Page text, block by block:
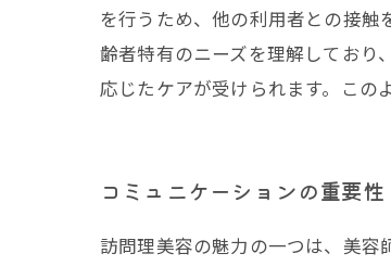
を行うため、他の利用者との接
齢者特有のニーズを理解しており
応じたケアが受けられます。この
コミュニケーションの重要性
訪問理美容の魅力の一つは、美